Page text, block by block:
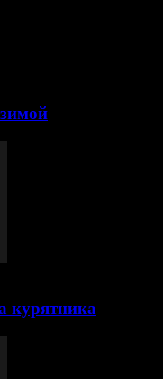
курятника